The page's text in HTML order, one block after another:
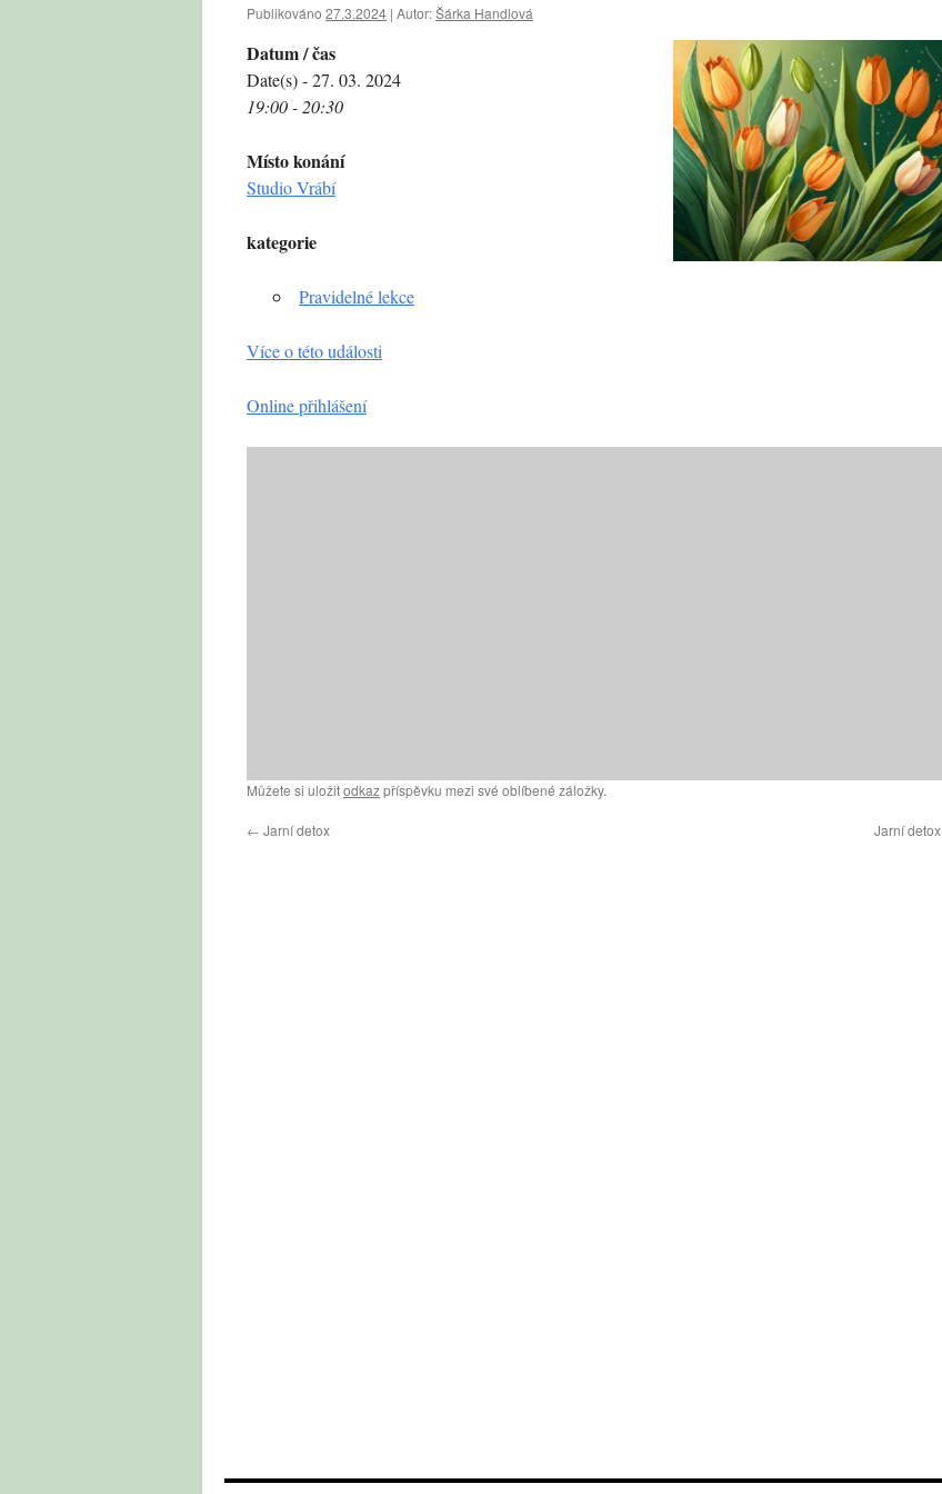
Publikováno 27.3.2024 | Autor:Šárka Handlová
Datum / čas
Date(s) - 27. 03. 2024
19:00 - 20:30
Místo konání
Studio Vrábí
kategorie
Pravidelné lekce
Více o této události
Online přihlášení
Můžete si uložitodkazpříspěvku mezi své oblíbené záložky.
← Jarní detox Jarní detox